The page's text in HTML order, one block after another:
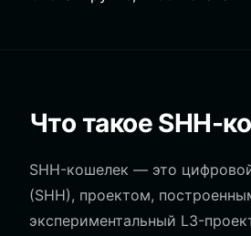
Что такое SHH-
SHH-кошелек — это
(SHH), проектом,
экспериментальный L3-